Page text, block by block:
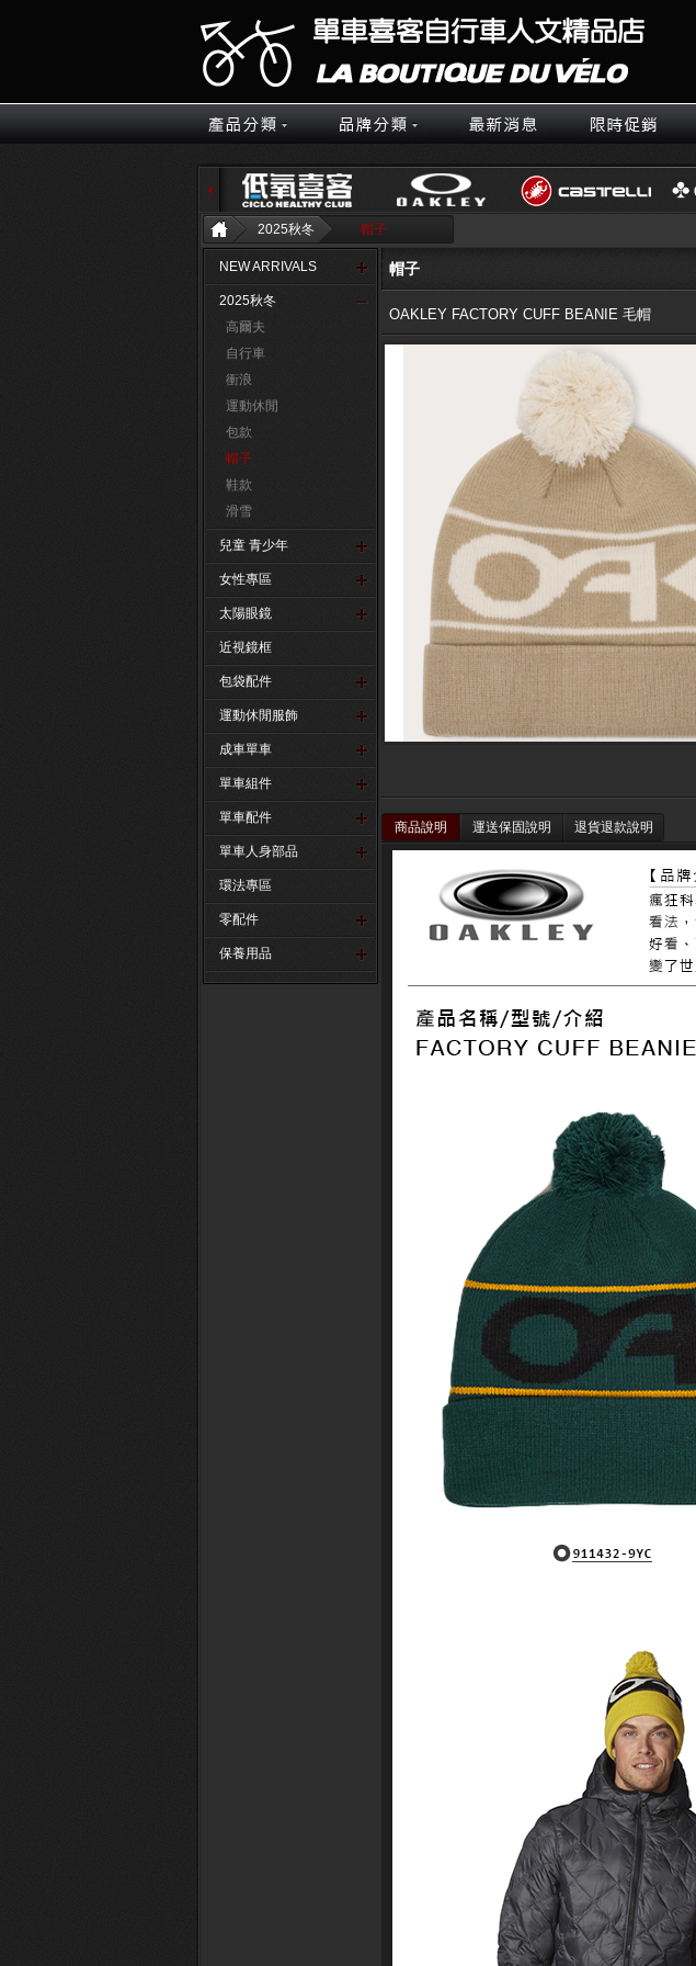
2025秋冬 帽子
NEW ARRIVALS
2025秋冬
高爾夫
自行車
衝浪
運動休閒
包款
帽子
鞋款
滑雪
兒童 青少年
女性專區
太陽眼鏡
近視鏡框
包袋配件
運動休閒服飾
成車單車
單車組件
單車配件
單車人身部品
環法專區
零配件
保養用品
帽子
OAKLEY FACTORY CUFF BEANIE 毛帽
商品說明 運送保固說明 退貨退款說明